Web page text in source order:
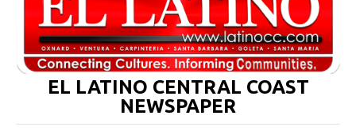
EL LATINO CENTRAL COAST
NEWSPAPER